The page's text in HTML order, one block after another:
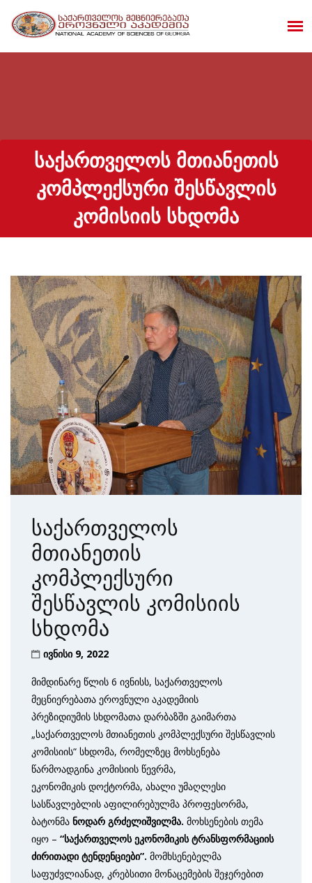
ᲡᲐᲥᲐᲠᲗᲕᲔᲚᲝᲡ ᲛᲗᲘᲐᲜᲔᲗᲘᲡ
ᲙᲝᲛᲞᲚᲔᲥᲡᲣᲠᲘ ᲨᲔᲡᲬᲐᲕᲚᲘᲡ
ᲙᲝᲛᲘᲡᲘᲘᲡ ᲡᲮᲓᲝᲛᲐ
საქართველოს
მთიანეთის
კომპლექსური
შესწავლის კომისიის
სხდომა
ივნისი 9, 2022
მიმდინარე წლის 6 ივნისს, საქართველოს
მეცნიერებათა ეროვნული აკადემიის
პრეზიდიუმის სხდომათა დარბაზში გაიმართა
„საქართველოს მთიანეთის კომპლექსური შესწავლის
კომისიის“ სხდომა, რომელზეც მოხსენება
წარმოადგინა კომისიის წევრმა,
ეკონომიკის დოქტორმა, ახალი უმაღლესი
სასწავლებლის აფილირებულმა პროფესორმა,
ბატონმა ნოდარ გრძელიშვილმა. მოხსენების თემა
იყო – “საქართველოს ეკონომიკისტრანსფორმაციის
ძირითადი ტენდენციები”. მომხსენებელმა
საფუძვლიანად, კრებსითი მონაცემების შეჯერებით